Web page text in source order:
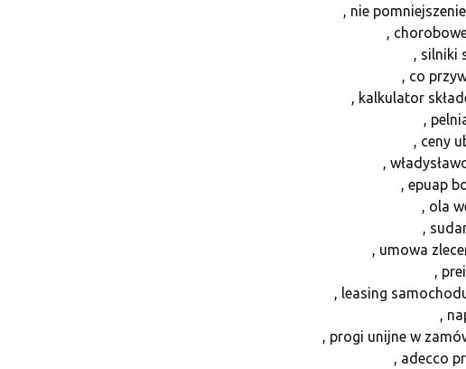
, nie
,
, silniki
, co
, kalkulator
,
, ceny
,
, epuap
, ola
,
, umowa
,
, leasing
,
, progi unijne w
, adecco